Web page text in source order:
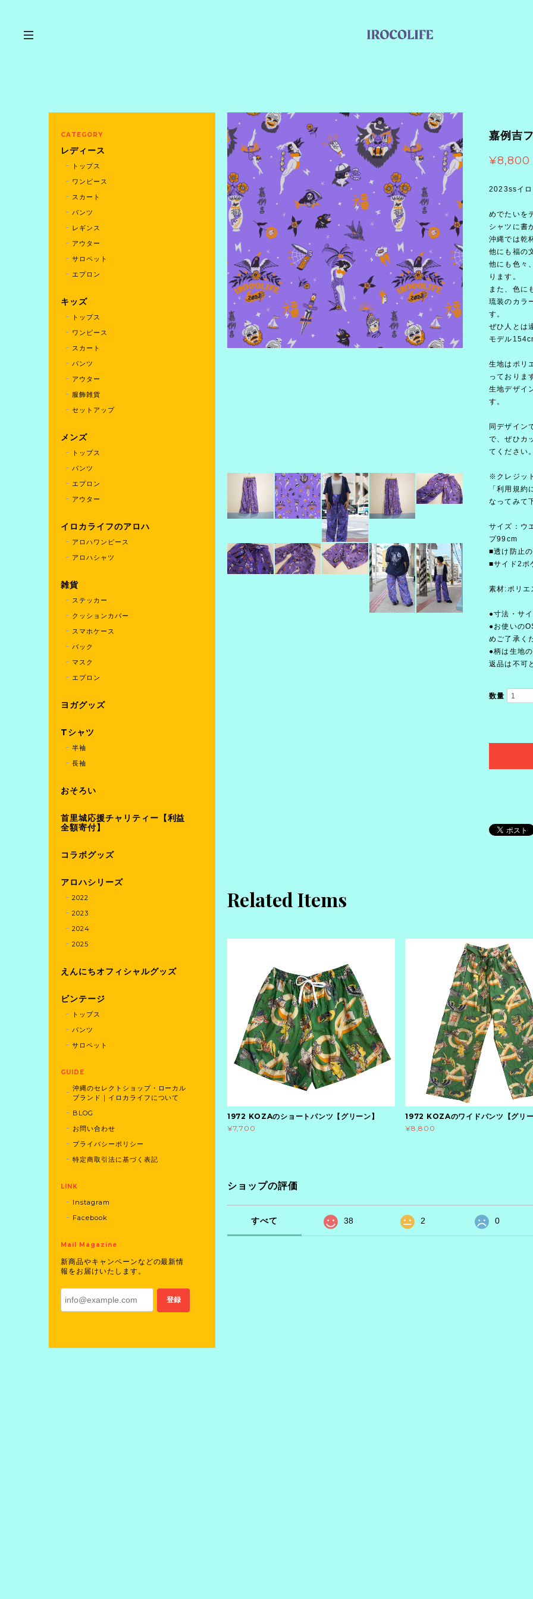
嘉例吉
¥8,800
2023ssイロ
めでたいを
シャツに書
沖縄では乾
他にも福の
他にも色々
ります。
また、色に
琉装のカラ
す。
ぜひ人とは
モデル
生地はポリ
っておりま
生地デザイ
す。
同デザイン
で、ぜひカ
てください
※クレジッ
「利用規
なってみて
サイズ：ウ
プ99cm
■透け防止
■サイド2ポ
素材:ポリエ
●寸法・サ
●お使いの
めご了承く
●柄は生地
返品は不可
数量
Related Items
1972 KOZAのショートパンツ【グリーン】
¥7,700
1972 KOZAのワイドパンツ【グリ
¥8,800
ショップの評価
すべて 38 2 0
CATEGORY
レディース
トップス
ワンピース
スカート
パンツ
レギンス
アウター
サロペット
エプロン
キッズ
トップス
ワンピース
スカート
パンツ
アウター
服飾雑貨
セットアップ
メンズ
トップス
パンツ
エプロン
アウター
イロカライフのアロハ
アロハワンピース
アロハシャツ
雑貨
ステッカー
クッションカバー
スマホケース
バック
マスク
エプロン
ヨガグッズ
Tシャツ
半袖
長袖
おそろい
首里城応援チャリティー【利益
全額寄付】
コラボグッズ
アロハシリーズ
2022
2023
2024
2025
えんにちオフィシャルグッズ
ビンテージ
トップス
パンツ
サロペット
GUIDE
沖縄のセレクトショップ・ローカル
ブランド｜イロカライフについて
BLOG
お問い合わせ
プライバシーポリシー
特定商取引法に基づく表記
LINK
Instagram
Facebook
Mail Magazine
新商品やキャンペーンなどの最新情
報をお届けいたします。
登録